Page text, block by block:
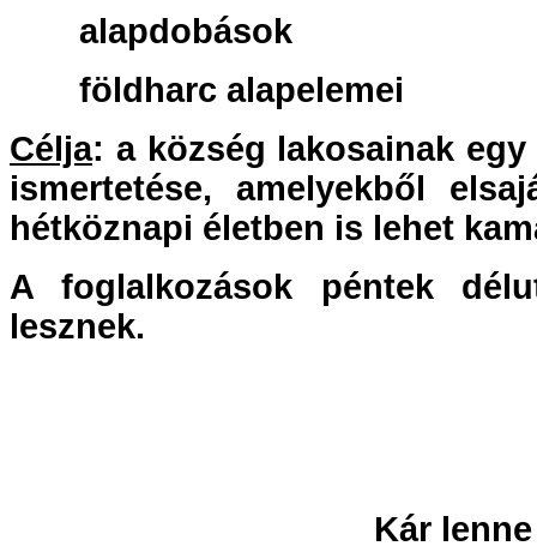
alapdobások
földharc alapelemei
Célja: a község lakosainak
ismertetése, amelyekből
hétköznapi életben is lehet
A foglalkozások péntek
lesznek.
Kár